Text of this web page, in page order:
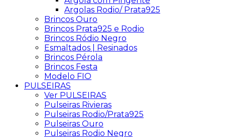
Argolas Rodio/ Prata925
Brincos Ouro
Brincos Prata925 e Rodio
Brincos Ródio Negro
Esmaltados | Resinados
Brincos Pérola
Brincos Festa
Modelo FIO
PULSEIRAS
Ver PULSEIRAS
Pulseiras Rivieras
Pulseiras Rodio/Prata925
Pulseiras Ouro
Pulseiras Rodio Negro